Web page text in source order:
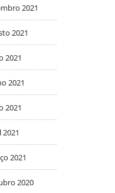
2021
2021
2021
2021
2021
2021
2020